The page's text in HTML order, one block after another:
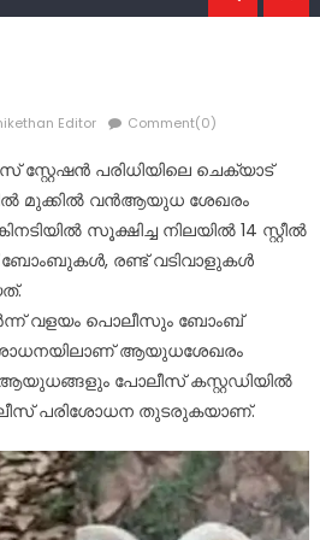
Editor Comment(0)
സ്റ്റേഷൻ പരിധിയിലെ ചെക്യാട്
മുക്കിൽ വൻആയുധ ശേഖരം
സൂക്ഷിച്ച നിലയിൽ 14 സ്റ്റീൽ
രണ്ട് വടിവാളുകൾ
വളയം പൊലീസും ബോംബ്
ആയുധശേഖരം
പോലീസ് കസ്റ്റഡിയിൽ
പരിശോധന തുടരുകയാണ്.